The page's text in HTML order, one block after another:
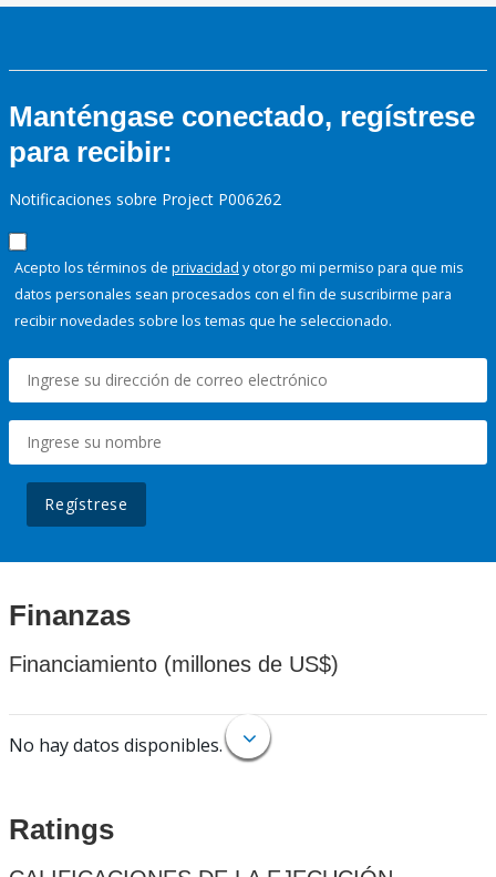
Manténgase conectado, regístrese
para recibir:
Notificaciones sobre Project P006262
Acepto los términos de privacidad y otorgo mi permiso para que mis
datos personales sean procesados con el fin de suscribirme para
recibir novedades sobre los temas que he seleccionado.
Regístrese
Finanzas
Financiamiento (millones de US$)
No hay datos disponibles.
Ratings